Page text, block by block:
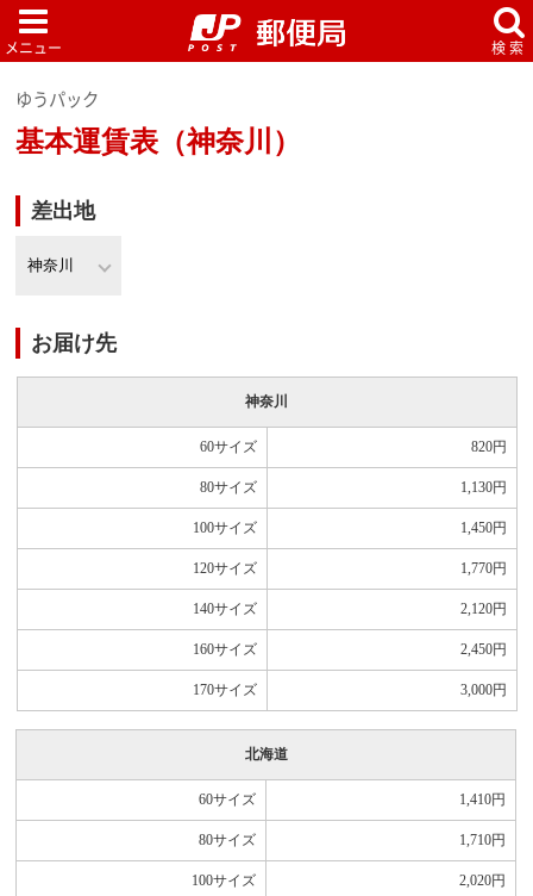
ゆうパック
基本運賃表（神奈川）
差出地
お届け先
神奈川
60サイズ 820円
80サイズ 1,130円
100サイズ 1,450円
120サイズ 1,770円
140サイズ 2,120円
160サイズ 2,450円
170サイズ 3,000円
北海道
60サイズ 1,410円
80サイズ 1,710円
100サイズ 2,020円